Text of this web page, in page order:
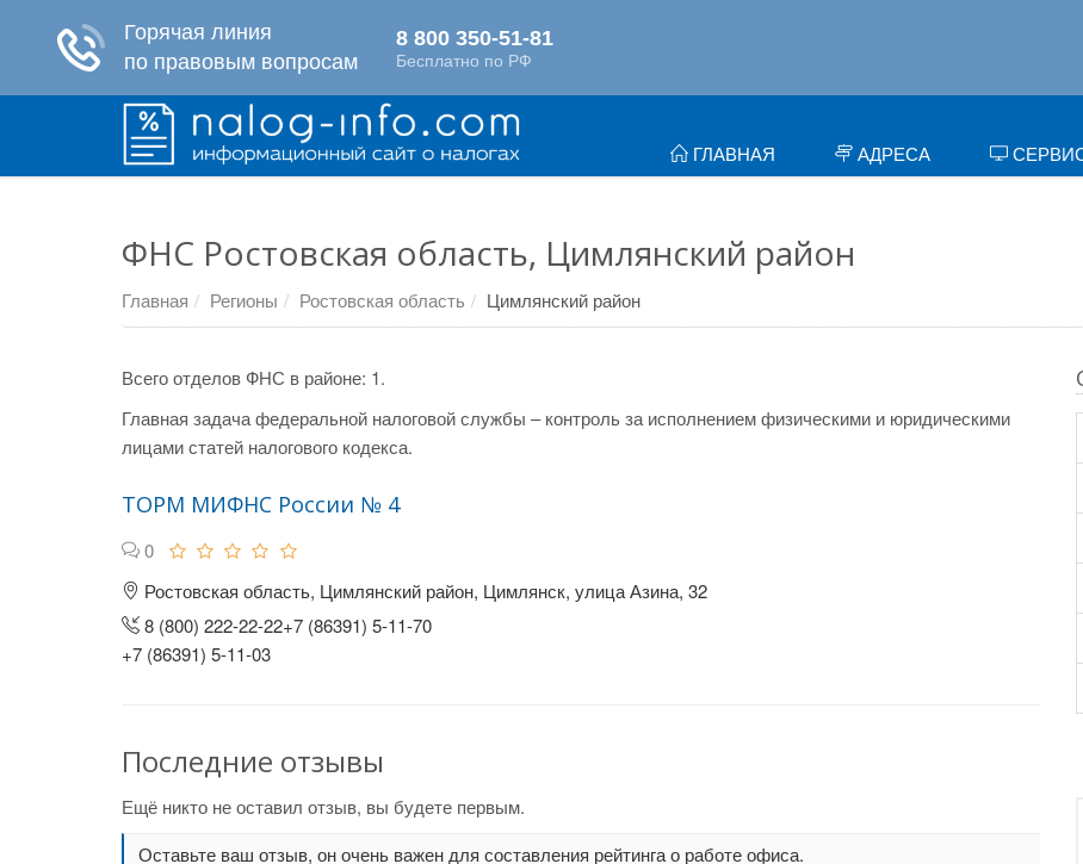
ГЛАВНАЯ АДРЕСА
ФНС Ростовская область, Цимлянский район
Главная Регионы Ростовская область Цимлянский район
Всего отделов ФНС в районе: 1.
Главная задача федеральной налоговой службы – контроль за исполнением физическими и юридическими
лицами статей налогового кодекса.
ТОРМ МИФНС России № 4
0
Ростовская область, Цимлянский район, Цимлянск, улица Азина, 32
8 (800) 222-22-22+7 (86391) 5-11-70
+7 (86391) 5-11-03
Последние отзывы
Ещё никто не оставил отзыв, вы будете первым.
Оставьте ваш отзыв, он очень важен для составления рейтинга о работе офиса.